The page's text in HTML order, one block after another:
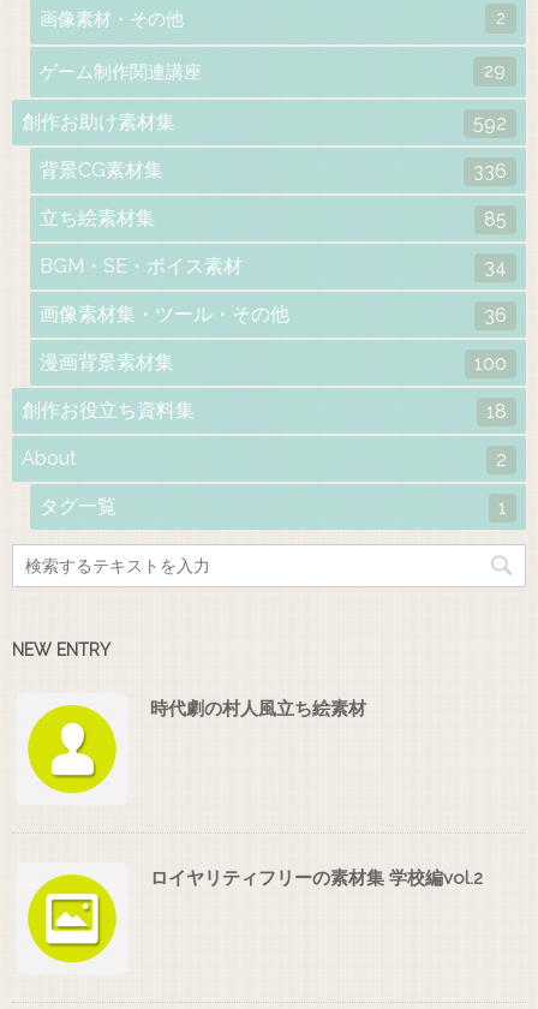
画像素材・その他 2
ゲーム制作関連講座 29
創作お助け素材集 592
背景CG素材集 336
立ち絵素材集 85
BGM・SE・ボイス素材 34
画像素材集・ツール・その他 36
漫画背景素材集 100
創作お役立ち資料集 18
About 2
タグ一覧 1
NEW ENTRY
時代劇の村人風立ち絵素材
ロイヤリティフリーの素材集 学校編vol.2